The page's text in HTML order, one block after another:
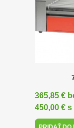
365,85 €
450,00 € s